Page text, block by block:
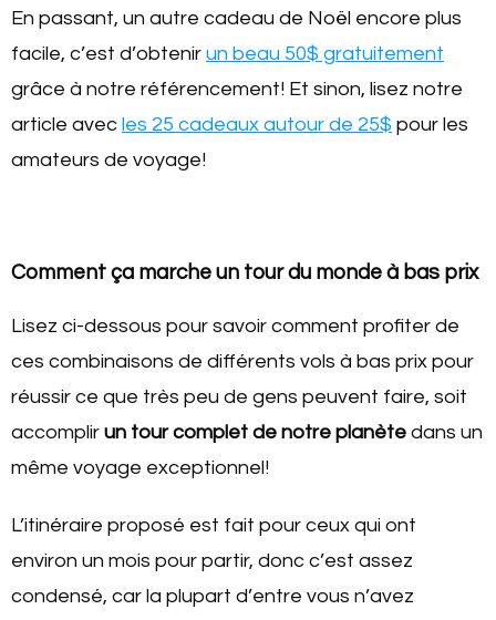
En passant, un autre cadeau de Noël encore plus
facile, c’est d’obtenir un beau 50$ gratuitement
grâce à notre référencement! Et sinon, lisez notre
article avec les 25 cadeaux autour de 25$ pour les
amateurs de voyage!
Comment ça marche un tour du monde à bas prix
Lisez ci-dessous pour savoir comment profiter de
ces combinaisons de différents vols à bas prix pour
réussir ce que très peu de gens peuvent faire, soit
accomplir un tour complet de notre planète dans un
même voyage exceptionnel!
L’itinéraire proposé est fait pour ceux qui ont
environ un mois pour partir, donc c’est assez
condensé, car la plupart d’entre vous n’avez